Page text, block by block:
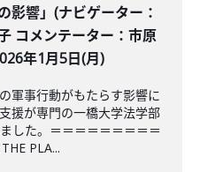
影響」(ナビゲーター：
コメンテーター：市原
年1月5日(月)
軍事行動がもたらす影響に
援が専門の一橋大学法学部
した。＝＝＝＝＝＝＝＝＝
PLA...